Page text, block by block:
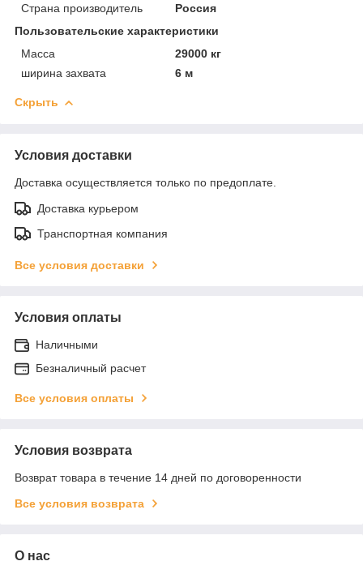
Страна производитель
Россия
Пользовательские характеристики
Масса
29000 кг
ширина захвата
6 м
Скрыть
Условия доставки
Доставка осуществляется только по предоплате.
Доставка курьером
Транспортная компания
Все условия доставки
Условия оплаты
Наличными
Безналичный расчет
Все условия оплаты
Условия возврата
Возврат товара в течение 14 дней по договоренности
Все условия возврата
О нас